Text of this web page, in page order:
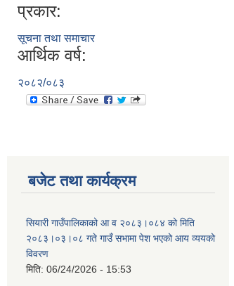
प्रकार:
सूचना तथा समाचार
आर्थिक वर्ष:
२०८२/०८३
बजेट तथा कार्यक्रम
सियारी गाउँपालिकाको आ व २०८३।०८४ को मिति
२०८३।०३।०८ गते गाउँ सभामा पेश भएको आय व्ययको
विवरण
मिति: 06/24/2026 - 15:53